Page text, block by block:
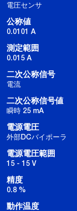
電圧センサ
公称値
0.0101 A
測定範囲
0.015 A
二次公称信号
電流
二次公称信号値
瞬時 25 mA
電源電圧
外部DCバイポーラ
電源電圧範囲
15 - 15 V
精度
0.8 %
動作温度